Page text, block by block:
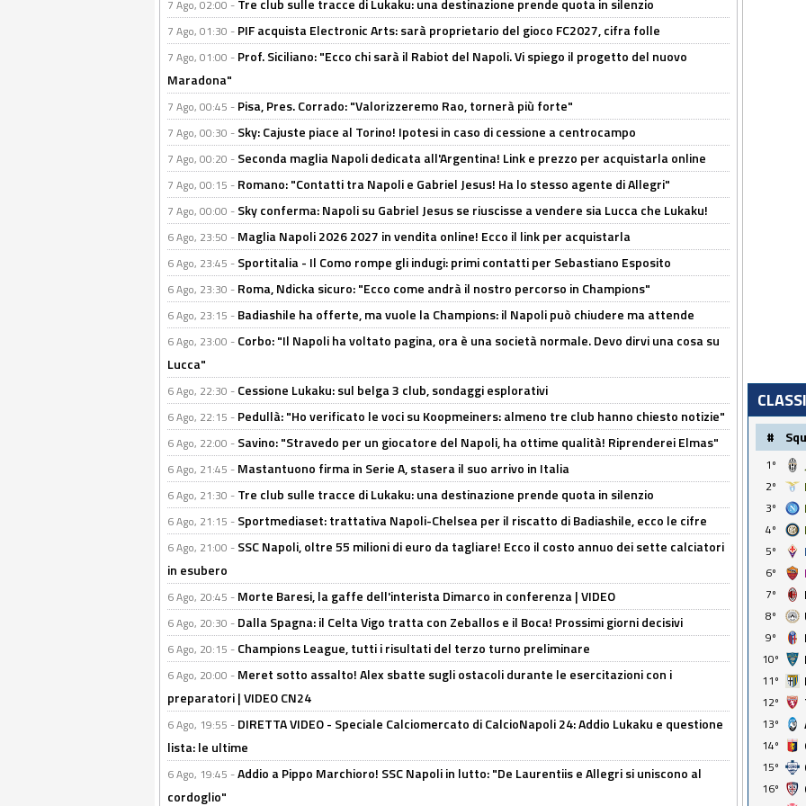
7 Ago, 02:00 - Tre club sulle tracce di Lukaku: una destinazione prende quota in silenzio
7 Ago, 01:30 - PIF acquista Electronic Arts: sarà proprietario del gioco FC2027, cifra folle
7 Ago, 01:00 - Prof. Siciliano: "Ecco chi sarà il Rabiot del Napoli. Vi spiego il progetto del nuovo
Maradona"
7 Ago, 00:45 - Pisa, Pres. Corrado: "Valorizzeremo Rao, tornerà più forte"
7 Ago, 00:30 - Sky: Cajuste piace al Torino! Ipotesi in caso di cessione a centrocampo
7 Ago, 00:20 - Seconda maglia Napoli dedicata all'Argentina! Link e prezzo per acquistarla online
7 Ago, 00:15 - Romano: "Contatti tra Napoli e Gabriel Jesus! Ha lo stesso agente di Allegri"
7 Ago, 00:00 - Sky conferma: Napoli su Gabriel Jesus se riuscisse a vendere sia Lucca che Lukaku!
6 Ago, 23:50 - Maglia Napoli 2026 2027 in vendita online! Ecco il link per acquistarla
6 Ago, 23:45 - Sportitalia - Il Como rompe gli indugi: primi contatti per Sebastiano Esposito
6 Ago, 23:30 - Roma, Ndicka sicuro: "Ecco come andrà il nostro percorso in Champions"
6 Ago, 23:15 - Badiashile ha offerte, ma vuole la Champions: il Napoli può chiudere ma attende
6 Ago, 23:00 - Corbo: "Il Napoli ha voltato pagina, ora è una società normale. Devo dirvi una cosa su
Lucca"
6 Ago, 22:30 - Cessione Lukaku: sul belga 3 club, sondaggi esplorativi
6 Ago, 22:15 - Pedullà: "Ho verificato le voci su Koopmeiners: almeno tre club hanno chiesto notizie"
6 Ago, 22:00 - Savino: "Stravedo per un giocatore del Napoli, ha ottime qualità! Riprenderei Elmas"
6 Ago, 21:45 - Mastantuono firma in Serie A, stasera il suo arrivo in Italia
6 Ago, 21:30 - Tre club sulle tracce di Lukaku: una destinazione prende quota in silenzio
6 Ago, 21:15 - Sportmediaset: trattativa Napoli-Chelsea per il riscatto di Badiashile, ecco le cifre
6 Ago, 21:00 - SSC Napoli, oltre 55 milioni di euro da tagliare! Ecco il costo annuo dei sette calciatori
in esubero
6 Ago, 20:45 - Morte Baresi, la gaffe dell'interista Dimarco in conferenza | VIDEO
6 Ago, 20:30 - Dalla Spagna: il Celta Vigo tratta con Zeballos e il Boca! Prossimi giorni decisivi
6 Ago, 20:15 - Champions League, tutti i risultati del terzo turno preliminare
6 Ago, 20:00 - Meret sotto assalto! Alex sbatte sugli ostacoli durante le esercitazioni con i
preparatori | VIDEO CN24
6 Ago, 19:55 - DIRETTA VIDEO - Speciale Calciomercato di CalcioNapoli 24: Addio Lukaku e questione
lista: le ultime
6 Ago, 19:45 -Addio a Pippo Marchioro! SSC Napoli in lutto: "De Laurentiis e Allegri si uniscono al
cordoglio"
#
1º
2º
3º
4º
5º
6º
7º
8º
9º
10º
11º
12º
13º
14º
15º
16º